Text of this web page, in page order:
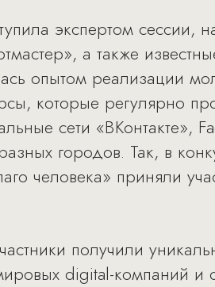
экспертом сессии,
а также
опытом реализации
которые регулярно
сети «ВКонтакте»,
городов. Так, в
человека» приняли
получили
digital-компаний